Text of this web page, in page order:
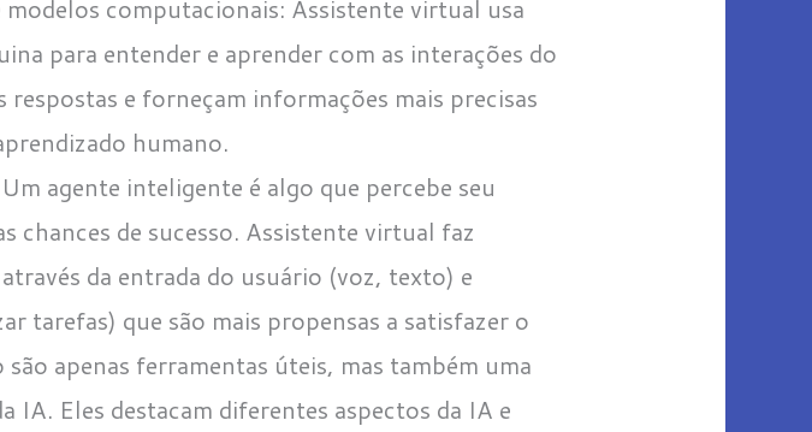
computacionais: Assistente virtual usa
para entender e aprender com as interações do
e forneçam informações mais precisas
humano.
agente inteligente é algo que percebe seu
chances de sucesso. Assistente virtual faz
da entrada do usuário (voz, texto) e
tarefas) que são mais propensas a satisfazer o
apenas ferramentas úteis, mas também uma
Eles destacam diferentes aspectos da IA e